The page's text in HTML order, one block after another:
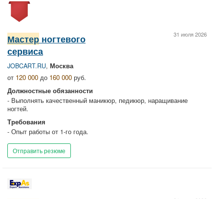
31 июля 2026
Мастер ногтевого
сервиса
JOBCART.RU, Москва
от 120 000 до 160 000 руб.
Должностные обязанности
- Выполнять качественный маникюр, педикюр, наращивание
ногтей.
Требования
- Опыт работы от 1-го года.
Отправить резюме